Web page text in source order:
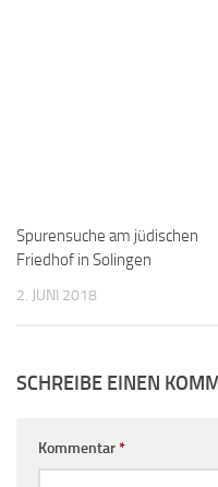
Spurensuche am jüdischen
Friedhof in Solingen
2. JUNI 2018
SCHREIBE EINEN
Kommentar*